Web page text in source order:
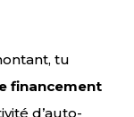
tu
financement
d’auto-